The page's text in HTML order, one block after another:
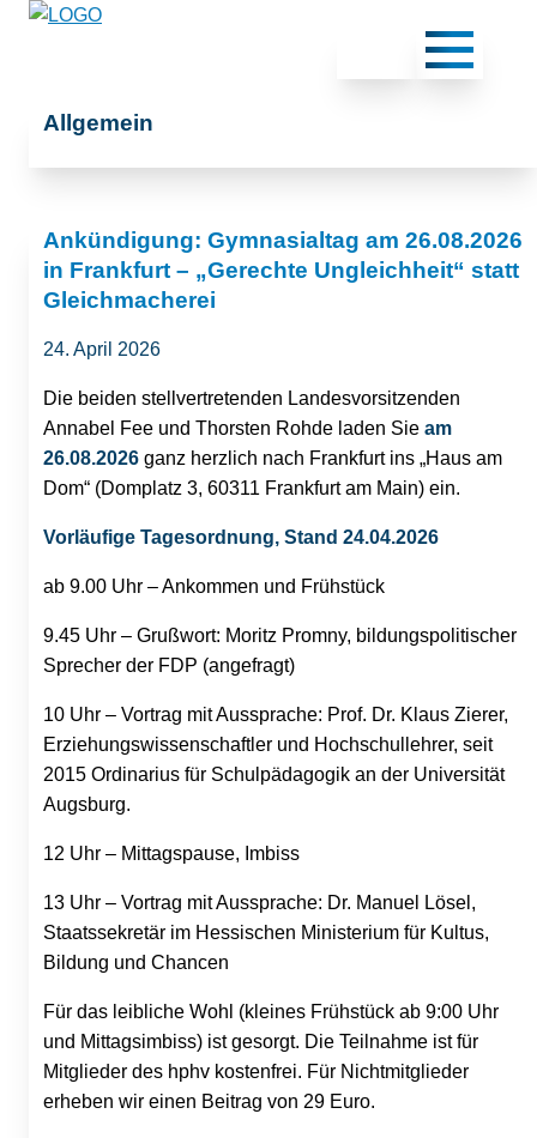
Allgemein
Ankündigung: Gymnasialtag am 26.08.2026
in Frankfurt – „Gerechte Ungleichheit“ statt
Gleichmacherei
24. April 2026
Die beiden stellvertretenden Landesvorsitzenden
Annabel Fee und Thorsten Rohde laden Sie am
26.08.2026 ganz herzlich nach Frankfurt ins „Haus am
Dom“ (Domplatz 3, 60311 Frankfurt am Main) ein.
Vorläufige Tagesordnung, Stand 24.04.2026
ab 9.00 Uhr – Ankommen und Frühstück
9.45 Uhr – Grußwort: Moritz Promny, bildungspolitischer
Sprecher der FDP (angefragt)
10 Uhr – Vortrag mit Aussprache: Prof. Dr. Klaus Zierer,
Erziehungswissenschaftler und Hochschullehrer, seit
2015 Ordinarius für Schulpädagogik an der Universität
Augsburg.
12 Uhr – Mittagspause, Imbiss
13 Uhr – Vortrag mit Aussprache: Dr. Manuel Lösel,
Staatssekretär im Hessischen Ministerium für Kultus,
Bildung und Chancen
Für das leibliche Wohl (kleines Frühstück ab 9:00 Uhr
und Mittagsimbiss) ist gesorgt. Die Teilnahme ist für
Mitglieder des hphv kostenfrei. Für Nichtmitglieder
erheben wir einen Beitrag von 29 Euro.